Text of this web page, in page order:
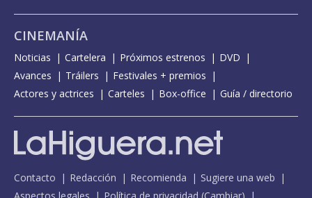
CINEMANÍA
Noticias Cartelera Próximos estrenos
DVD
Avances
Tráilers
Festivales + premios
Actores y actrices
Carteles Box-office Guía / directorio
Contacto Redacción Recomienda
Sugiere una web